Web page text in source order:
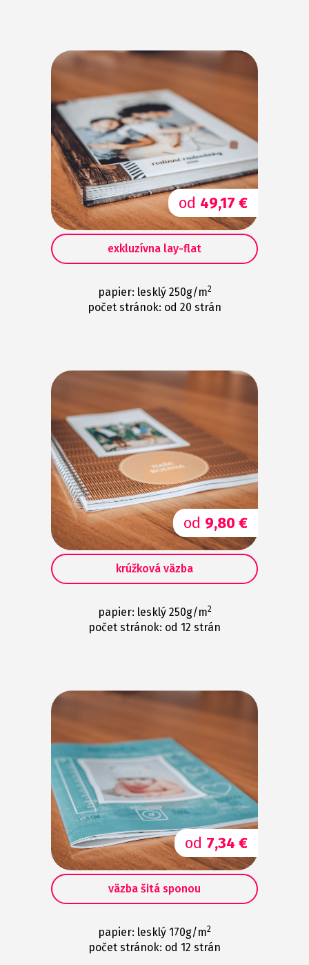
od 49,17 €
exkluzívna lay-flat
papier: lesklý 250g/m2
počet stránok: od 20 strán
od 9,80 €
krúžková väzba
papier: lesklý 250g/m2
počet stránok: od 12 strán
od 7,34 €
väzba šitá sponou
papier: lesklý 170g/m2
počet stránok: od 12 strán